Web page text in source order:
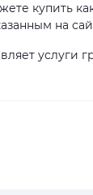
купить
на
услуги